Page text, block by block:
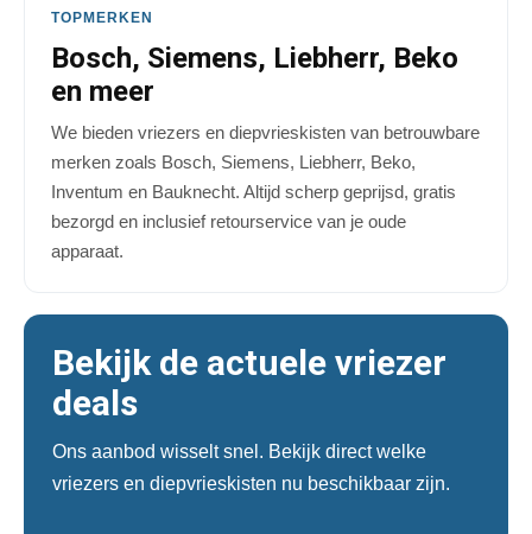
TOPMERKEN
Bosch, Siemens, Liebherr, Beko
en meer
We bieden vriezers en diepvrieskisten van betrouwbare
merken zoals Bosch, Siemens, Liebherr, Beko,
Inventum en Bauknecht. Altijd scherp geprijsd, gratis
bezorgd en inclusief retourservice van je oude
apparaat.
Bekijk de actuele vriezer
deals
Ons aanbod wisselt snel. Bekijk direct welke
vriezers en diepvrieskisten nu beschikbaar zijn.